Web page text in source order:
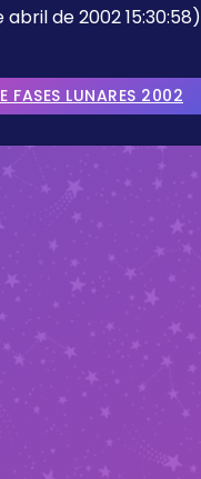
abril de 2002 15:30:58)
FASES LUNARES 2002